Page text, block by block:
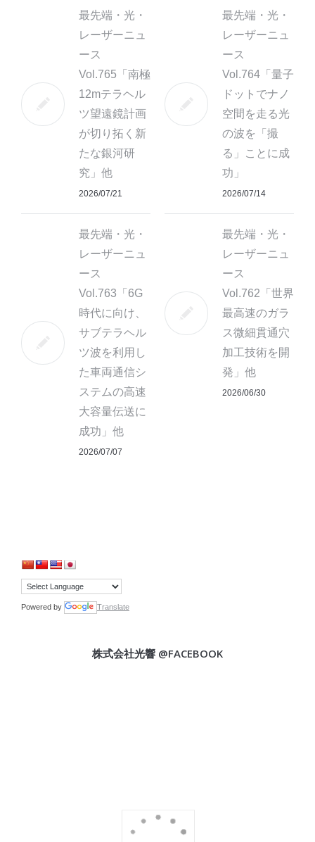
最先端・光・
レーザーニュ
ース
Vol.765「南極
12mテラヘル
ツ望遠鏡計画
が切り拓く新
たな銀河研
究」他
2026/07/21
最先端・光・
レーザーニュ
ース
Vol.764「量子
ドットでナノ
空間を走る光
の波を「撮
る」ことに成
功」
2026/07/14
最先端・光・
レーザーニュ
ース
Vol.763「6G
時代に向け、
サブテラヘル
ツ波を利用し
た車両通信シ
ステムの高速
大容量伝送に
成功」他
2026/07/07
最先端・光・
レーザーニュ
ース
Vol.762「世界
最高速のガラ
ス微細貫通穴
加工技術を開
発」他
2026/06/30
Powered by Translate
株式会社光響 @FACEBOOK